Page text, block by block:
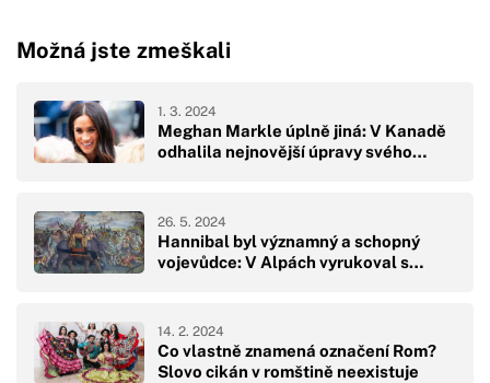
Možná jste zmeškali
Meghan Markle úplně jiná: V Kanadě
odhalila nejnovější úpravy svého…
1. 3. 2024
Hannibal byl významný a schopný
vojevůdce: V Alpách vyrukoval s…
26. 5. 2024
Co vlastně znamená označení Rom?
Slovo cikán v romštině neexistuje
14. 2. 2024